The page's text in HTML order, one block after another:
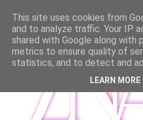
This site uses cookies from
and to analyze traffic. Your IP
shared with Google along with
metrics to ensure quality of
statistics, and to detect and
LEARN MORE